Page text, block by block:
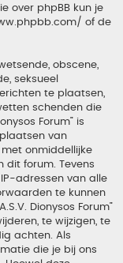
over phpBB kun je
of de
obscene,
seksueel
te plaatsen,
schenden die
Forum” is
van
onmiddellijke
dit forum. Tevens
adressen van alle
te kunnen
Dionysos Forum”
te wijzigen, te
achten. Als
die je bij ons